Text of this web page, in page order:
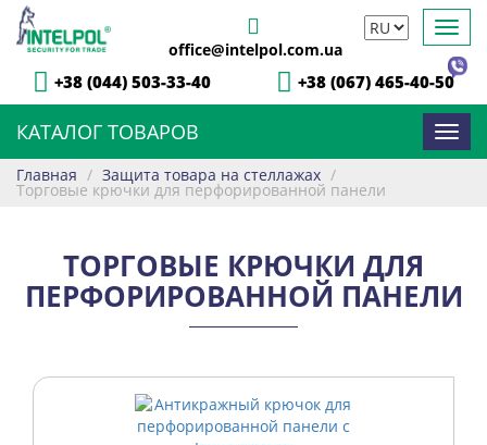
office@intelpol.com.ua
+38 (044) 503-33-40 +38 (067) 465-40-50
КАТАЛОГ ТОВАРОВ
Главная / Защита товара на стеллажах /
Торговые крючки для перфорированной панели
ТОРГОВЫЕ КРЮЧКИ ДЛЯ
ПЕРФОРИРОВАННОЙ ПАНЕЛИ